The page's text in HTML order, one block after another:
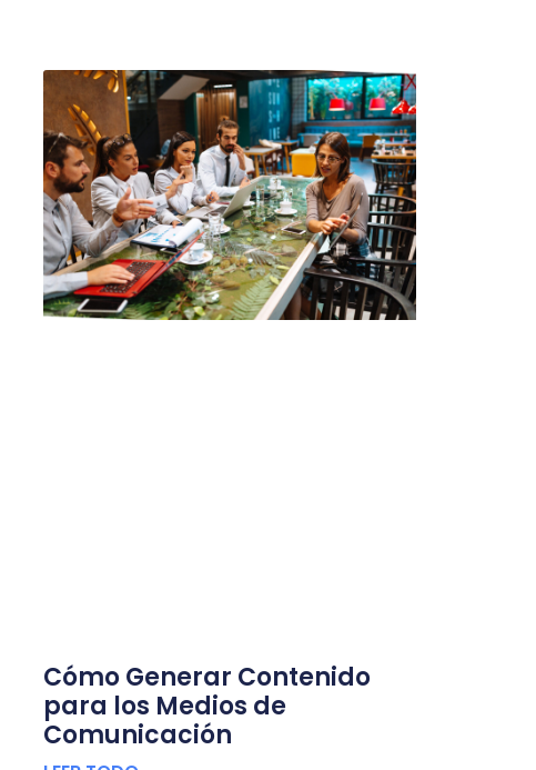
Cómo Generar Contenido
para los Medios de
Comunicación